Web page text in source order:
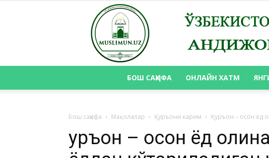
БОШ САҲИФА ОНЛАЙН ХАТМ
Бош саҳифа Мақолалар Қуръони карим Қуръон – осон ёд
Қуръон – осон ёд